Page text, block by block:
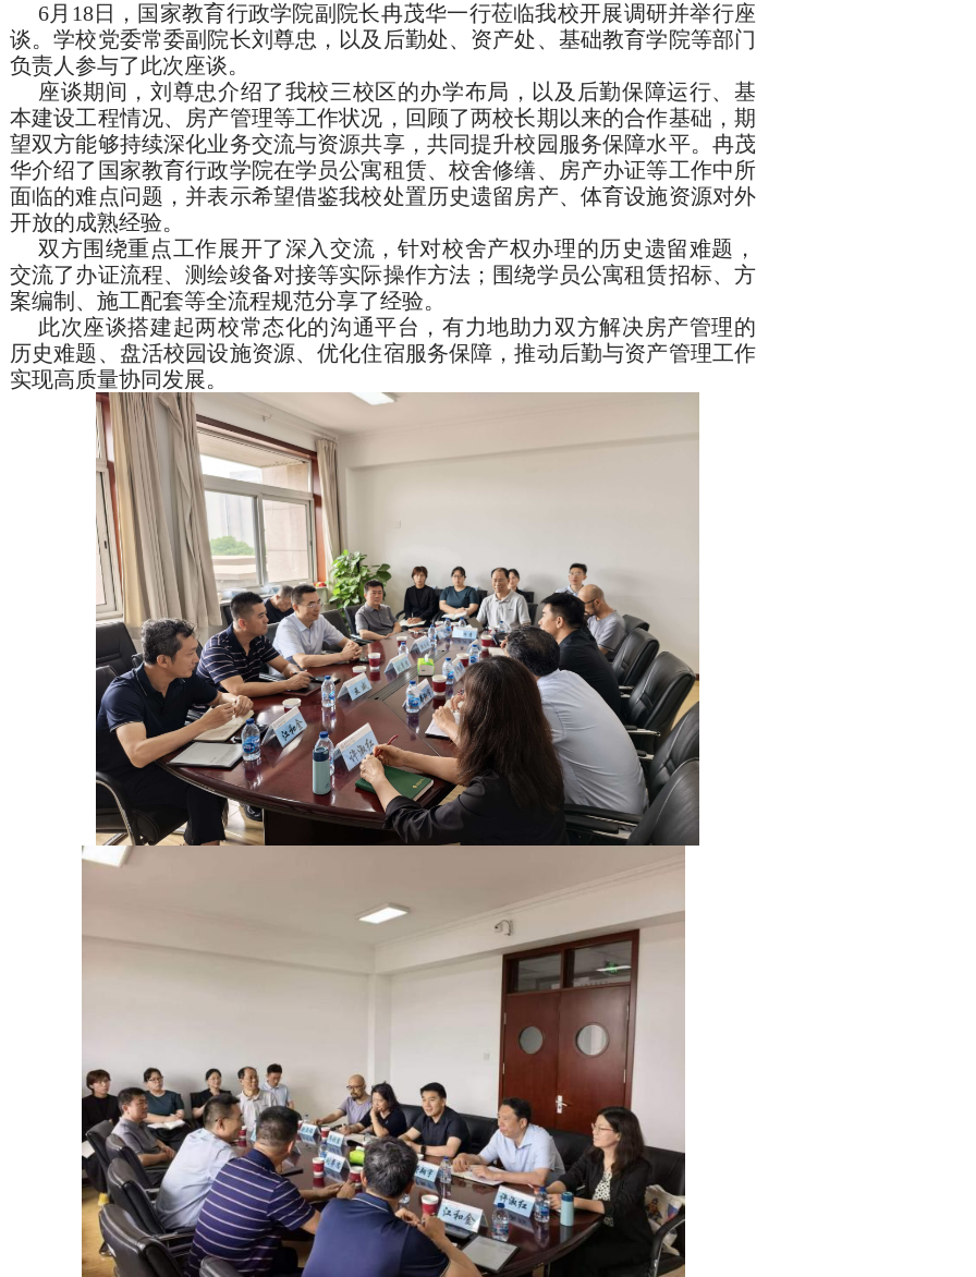
6月18日，国家教育行政学院副院长冉茂华一行莅临我校开展调研并举行座
谈。学校党委常委副院长刘尊忠，以及后勤处、资产处、基础教育学院等部门
负责人参与了此次座谈。
座谈期间，刘尊忠介绍了我校三校区的办学布局，以及后勤保障运行、基
本建设工程情况、房产管理等工作状况，回顾了两校长期以来的合作基础，期
望双方能够持续深化业务交流与资源共享，共同提升校园服务保障水平。冉茂
华介绍了国家教育行政学院在学员公寓租赁、校舍修缮、房产办证等工作中所
面临的难点问题，并表示希望借鉴我校处置历史遗留房产、体育设施资源对外
开放的成熟经验。
双方围绕重点工作展开了深入交流，针对校舍产权办理的历史遗留难题，
交流了办证流程、测绘竣备对接等实际操作方法；围绕学员公寓租赁招标、方
案编制、施工配套等全流程规范分享了经验。
此次座谈搭建起两校常态化的沟通平台，有力地助力双方解决房产管理的
历史难题、盘活校园设施资源、优化住宿服务保障，推动后勤与资产管理工作
实现高质量协同发展。